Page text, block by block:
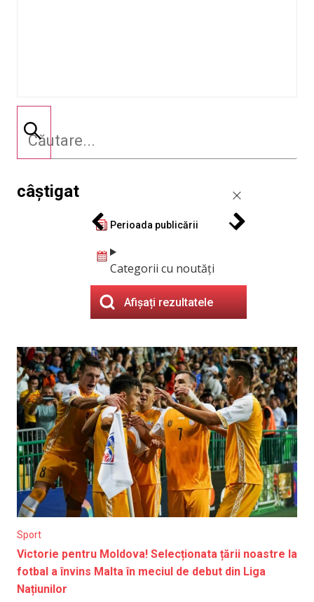
câștigat
Perioada publicării
Categorii cu noutăți
Afișați rezultatele
Sport
Victorie pentru Moldova! Selecționata țării noastre la
fotbal a învins Malta în meciul de debut din Liga
Națiunilor